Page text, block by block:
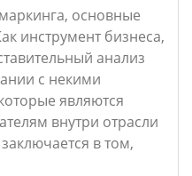
основные
инструмент бизнеса,
анализ
с некими
являются
внутри отрасли
в том,